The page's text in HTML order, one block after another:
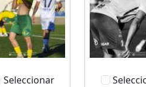
Seleccionar